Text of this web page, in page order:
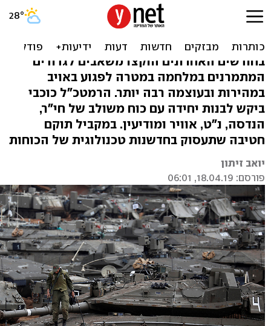
לתמרון קטלני: צה"ל מקים
יחידה משולבת
בחודשים האחרונים הוקצו משאבים לגדודים
המתמרנים במלחמה במטרה לפגוע באויב
במהירות ובעוצמה רבה יותר. הרמטכ"ל כוכבי
ביקש לבנות יחידה עם כוח משולב של חי"ר,
הנדסה, נ"ט, אוויר ומודיעין. במקביל תוקם
חטיבה שתעסוק בחדשנות טכנולוגית של הכוחות
יואב זיתון
פורסם: 18.04.19, 06:01